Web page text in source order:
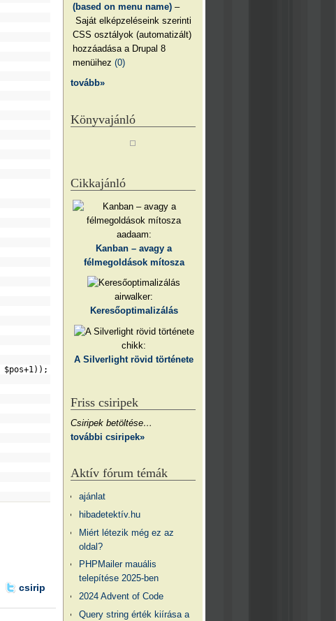
$pos+1));
csirip
(based on menu name) –
Saját elképzeléseink szerinti
CSS osztályok (automatizált)
hozzáadása a Drupal 8
menüihez(0)
tovább»
Könyvajánló
Cikkajánló
aadaam:
Kanban – avagy a
félmegoldások mítosza
airwalker:
Keresőoptimalizálás
chikk:
A Silverlight rövid története
Friss csiripek
Csiripek betöltése…
további csiripek»
Aktív fórum témák
ajánlat
hibadetektív.hu
Miért létezik még ez az
oldal?
PHPMailer mauális
telepítése 2025-ben
2024 Advent of Code
Query string érték kiírása a